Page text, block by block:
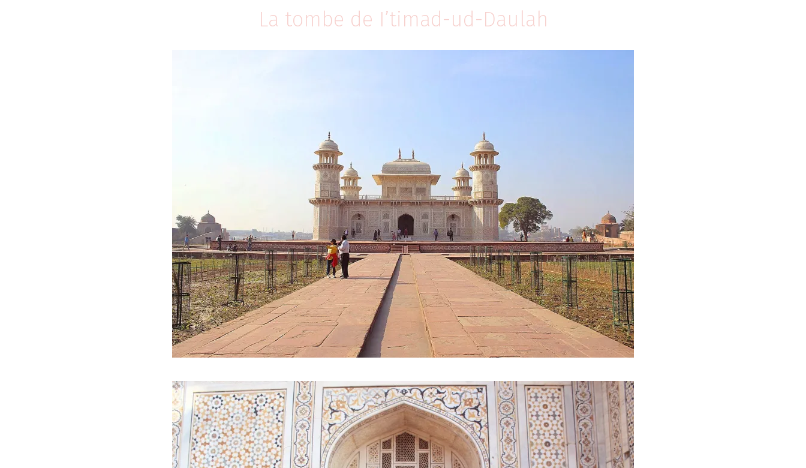
La tombe de I’timad-ud-Daulah